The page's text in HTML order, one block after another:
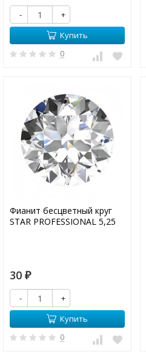
-
+
Купить
0
Фианит бесцветный круг
STAR PROFESSIONAL 5,25
30 ₽
-
+
Купить
0